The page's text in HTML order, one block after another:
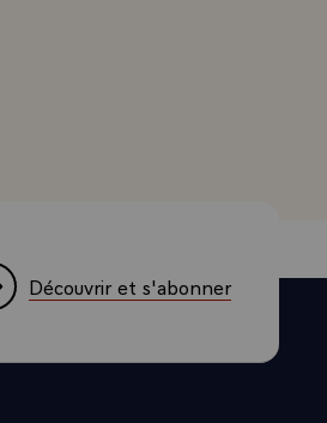
accordée à Antenne
Découvrir et s'abonner